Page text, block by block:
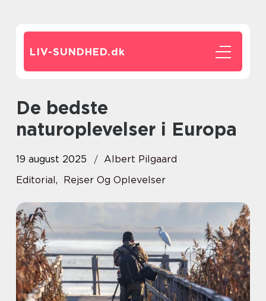
LIV-SUNDHED.dk
De bedste
naturoplevelser i Europa
19 august 2025
Albert Pilgaard
Editorial, Rejser Og Oplevelser